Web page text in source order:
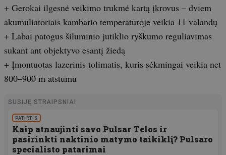
+ Gerokai ilgesnė veikimo trukmė kartą įkrovus – dviem
akumuliatoriais kambario temperatūroje veikia 11 valandų
+ Labai patogus šiluminio jutiklio ryškumo reguliavimas
sukant ant objektyvo esantį žiedą
+ Įmontuotas lazerinis tolimatis, kuris sėkmingai veikia net
800–900 m atstumu
SUSIJĘ STRAIPSNIAI
PATIRTIS
Kaip atnaujinti savo Pulsar Telos ir
pasirinkti naktinio matymo taikiklį? Pulsaro
specialisto patarimai